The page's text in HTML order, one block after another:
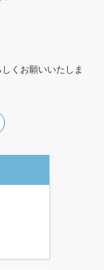
くお願いいたしま